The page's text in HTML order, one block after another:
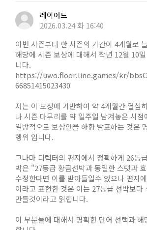
레이어드
2026.03.24 화 16:40
이번 시즌부터 한 시즌의 기간이 4개월로
해당에 시즌 보상에 대해서 작년 12월 10
니다.
https://uwo.floor.line.games/kr/
66851415023430
저는 이 보상에 기반하여 약 4개월간 열심
나 시즌 마무리를 약 일주일 남겨놓은 시점
일방적으로 보상안을 하향 발표하는 것은
행위 입니다.
그나마 디렉터의 편지에서 정확하게 26등
박은 "27등급 황금선박과 동일한 스탯과
수정한다면 이를 받아들일수 있으나 편지
이라고 표현한 것은 이는 27등급 선박보다
만들것이라고 읽힙니다.
이 부분들에 대해서 명확한 단어 선택과 해